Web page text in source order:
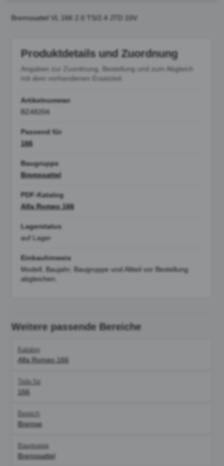
Bremssattel VL 166 2.0 TS/2.4 JTD 10V
Produktdetails und Zuordnung
Angaben zur Zuordnung, Bestellung und zum Abgleich
mit dem vorhandenen Ersatzteil.
Artikelnummer
BZ48204
Passend für
166
Baugruppe
Bremssattel
PDF-Katalog
Alfa Romeo 166
Lagerstatus
auf Lager
Einbauhinweis
Modell, Baujahr, Baugruppe und Altteil vor Bestellung
abgleichen.
Weitere passende Bereiche
Katalog
Alfa Romeo 166
Teile für
166
Bereich
Bremse
Baugruppe
Bremssattel